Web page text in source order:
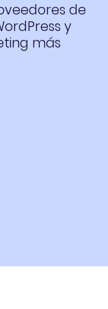
de
y
más